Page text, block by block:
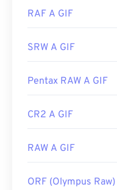
https://
NXT Proe altri. Su
Sviluppato da:
Link utili:
https://
RAF A GIF
SRW A GIF
Pentax RAW A GIF
CR2 A GIF
RAW A GIF
ORF (Olympus Raw)